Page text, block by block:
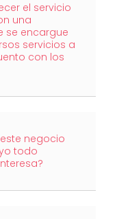
el servicio
una
se encargue
servicios a
con los
negocio
todo